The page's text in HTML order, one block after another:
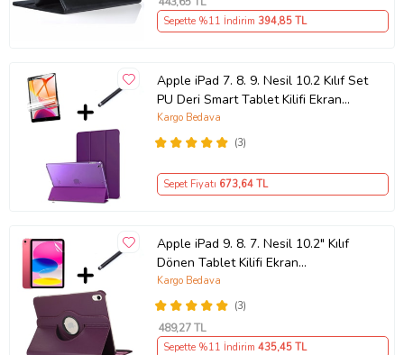
Sepette %11 İndirim 394,85 TL
Apple iPad 7. 8. 9. Nesil 10.2 Kılıf Set
PU Deri Smart Tablet Kilifi Ekran
Koruy (Mor)
(3)
Kargo Bedava
Sepet Fiyatı 673,64 TL
Apple iPad 9. 8. 7. Nesil 10.2" Kılıf
Dönen Tablet Kilifi Ekran
Koruyucu+Kalem 2 (Mor)
(3)
Kargo Bedava
489,27 TL
Sepette %11 İndirim 435,45 TL